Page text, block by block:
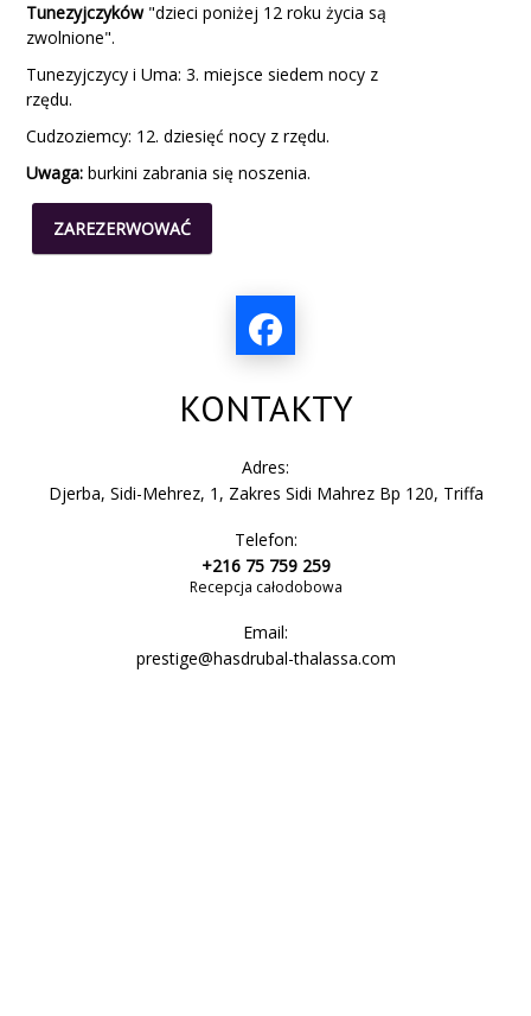
Tunezyjczyków"dzieci poniżej 12 roku życia są
zwolnione".
Tunezyjczycy i Uma: 3. miejsce siedem nocy z
rzędu.
Cudzoziemcy: 12. dziesięć nocy z rzędu.
Uwaga: burkini zabrania się noszenia.
ZAREZERWOWAĆ
KONTAKTY
Adres:
Djerba, Sidi-Mehrez, 1, Zakres Sidi Mahrez Bp 120, Triffa
Telefon:
+216 75 759 259
Recepcja całodobowa
Email:
prestige@hasdrubal-thalassa.com